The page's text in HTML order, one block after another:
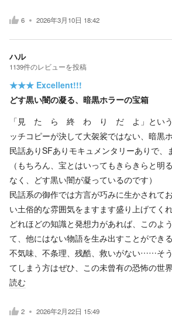
6 2026年3月10日 18:42
ハル
1139件のレビューを投稿
★★★ Excellent!!!
どす黒い闇の凝る、暗黒ホラーの宝箱
「見 た ら 終 わ り だ よ」という
ッチコピーが決して大袈裟ではない、暗黒ホ
民話ありSFありモキュメンタリーありで、
（もちろん、宝とはいってもきらきらと明
なく、どす黒い闇が凝っているのです）
民話系の御作では方言が巧みに生かされて
い土俗的な雰囲気をますます盛り上げてくれ
どれほどの知識と発想力があれば、このよ
て、他にはない物語を生み出すことができ
不気味、不条理、残酷、救いがない……そ
てしまう方はぜひ、この未曾有の恐怖の世
読む
2 2026年2月22日 15:49